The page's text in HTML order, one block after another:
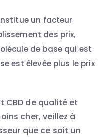
un facteur
des prix,
de base qui est
est élevée plus le prix
CBD de qualité et
cher, veillez à
que ce soit un